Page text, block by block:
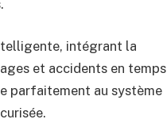
intégrant la
et accidents en temps
parfaitement au système